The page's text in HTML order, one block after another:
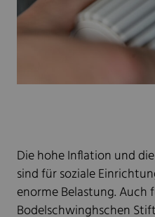
Die hohe Inflation und
sind für soziale
enorme Belastung. Auch
Bodelschwinghschen